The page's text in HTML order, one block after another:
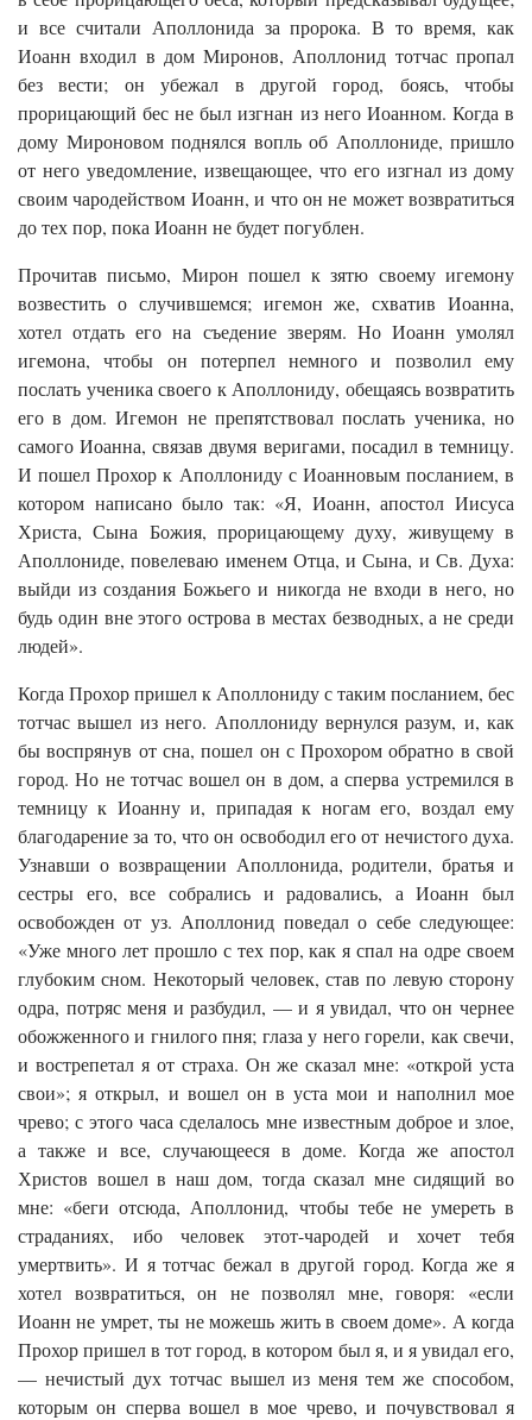
и все считали Аполлонида за пророка. В то время, как
Иоанн входил в дом Миронов, Аполлонид тотчас пропал
без вести; он убежал в другой город, боясь, чтобы
прорицающий бес не был изгнан из него Иоанном. Когда в
дому Мироновом поднялся вопль об Аполлониде, пришло
от него уведомление, извещающее, что его изгнал из дому
своим чародейством Иоанн, и что он не может возвратиться
до тех пор, пока Иоанн не будет погублен.
Прочитав письмо, Мирон пошел к зятю своему игемону
возвестить о случившемся; игемон же, схватив Иоанна,
хотел отдать его на съедение зверям. Но Иоанн умолял
игемона, чтобы он потерпел немного и позволил ему
послать ученика своего к Аполлониду, обещаясь возвратить
его в дом. Игемон не препятствовал послать ученика, но
самого Иоанна, связав двумя веригами, посадил в темницу.
И пошел Прохор к Аполлониду с Иоанновым посланием, в
котором написано было так: «Я, Иоанн, апостол Иисуса
Христа, Сына Божия, прорицающему духу, живущему в
Аполлониде, повелеваю именем Отца, и Сына, и Св. Духа:
выйди из создания Божьего и никогда не входи в него, но
будь один вне этого острова в местах безводных, а не среди
людей».
Когда Прохор пришел к Аполлониду с таким посланием, бес
тотчас вышел из него. Аполлониду вернулся разум, и, как
бы воспрянув от сна, пошел он с Прохором обратно в свой
город. Но не тотчас вошел он в дом, а сперва устремился в
темницу к Иоанну и, припадая к ногам его, воздал ему
благодарение за то, что он освободил его от нечистого духа.
Узнавши о возвращении Аполлонида, родители, братья и
сестры его, все собрались и радовались, а Иоанн был
освобожден от уз. Аполлонид поведал о себе следующее:
«Уже много лет прошло с тех пор, как я спал на одре своем
глубоким сном. Некоторый человек, став по левую сторону
одра, потряс меня и разбудил, — и я увидал, что он чернее
обожженного и гнилого пня; глаза у него горели, как свечи,
и вострепетал я от страха. Он же сказал мне: «открой уста
свои»; я открыл, и вошел он в уста мои и наполнил мое
чрево; с этого часа сделалось мне известным доброе и злое,
а также и все, случающееся в доме. Когда же апостол
Христов вошел в наш дом, тогда сказал мне сидящий во
мне: «беги отсюда, Аполлонид, чтобы тебе не умереть в
страданиях, ибо человек этот-чародей и хочет тебя
умертвить». И я тотчас бежал в другой город. Когда же я
хотел возвратиться, он не позволял мне, говоря: «если
Иоанн не умрет, ты не можешь жить в своем доме». А когда
Прохор пришел в тот город, в котором был я, и я увидал его,
— нечистый дух тотчас вышел из меня тем же способом,
которым он сперва вошел в мое чрево, и почувствовал я